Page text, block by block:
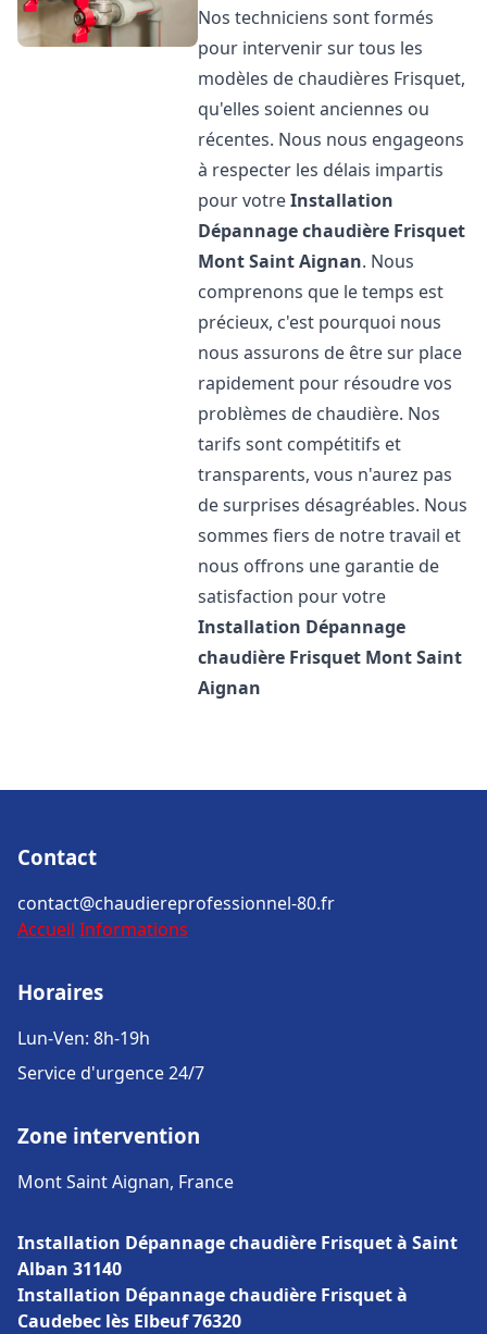
Nos techniciens sont formés
pour intervenir sur tous les
modèles de chaudières Frisquet,
qu'elles soient anciennes ou
récentes. Nous nous engageons
à respecter les délais impartis
pour votreInstallation
Dépannage chaudière Frisquet
Mont Saint Aignan. Nous
comprenons que le temps est
précieux, c'est pourquoi nous
nous assurons de être sur place
rapidement pour résoudre vos
problèmes de chaudière. Nos
tarifs sont compétitifs et
transparents, vous n'aurez pas
de surprises désagréables. Nous
sommes fiers de notre travail et
nous offrons une garantie de
satisfaction pour votre
Installation Dépannage
chaudière Frisquet Mont Saint
Aignan
Contact
contact@chaudiereprofessionnel-80.fr
Accueil Informations
Horaires
Lun-Ven: 8h-19h
Service d'urgence 24/7
Zone intervention
Mont Saint Aignan, France
Installation Dépannage chaudière Frisquet à Saint
Alban 31140
Installation Dépannage chaudière Frisquet à
Caudebec lès Elbeuf 76320